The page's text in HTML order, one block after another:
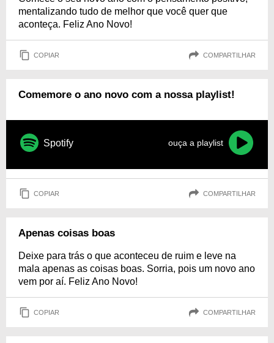
mentalizando tudo de melhor que você quer que
aconteça. Feliz Ano Novo!
COPIAR COMPARTILHAR
Comemore o ano novo com a nossa playlist!
Spotify ouça a playlist
COPIAR COMPARTILHAR
Apenas coisas boas
Deixe para trás o que aconteceu de ruim e leve na
mala apenas as coisas boas. Sorria, pois um novo ano
vem por aí. Feliz Ano Novo!
COPIAR COMPARTILHAR